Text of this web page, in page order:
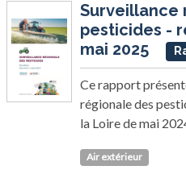
Surveillance régionale des
pesticides -
mai 2025
Ce rapport
régionale des
la Loire de mai
Air extérieur